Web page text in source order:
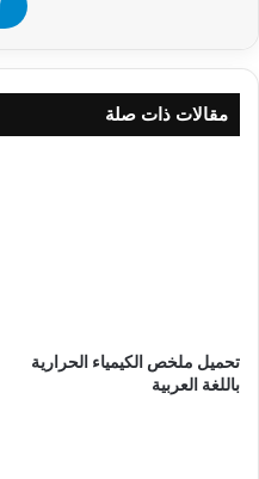
مقالات ذات صلة
تحميل ملخص الكيمياء الحرارية
باللغة العربية